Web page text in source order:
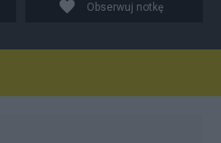
Obserwuj notkę